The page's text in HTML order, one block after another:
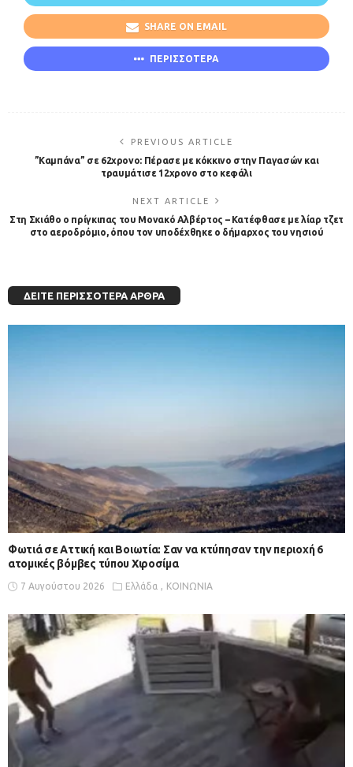
SHARE ON EMAIL
ΠΕΡΙΣΣΟΤΕΡΑ
PREVIOUS ARTICLE
”Καμπάνα” σε 62χρονο: Πέρασε με κόκκινο στην Παγασών και
τραυμάτισε 12χρονο στο κεφάλι
NEXT ARTICLE
Στη Σκιάθο ο πρίγκιπας του Μονακό Αλβέρτος – Κατέφθασε με λίαρ τζετ
στο αεροδρόμιο, όπου τον υποδέχθηκε ο δήμαρχος του νησιού
ΔΕΊΤΕ ΠΕΡΙΣΣΌΤΕΡΑ ΆΡΘΡΑ
Φωτιά σε Αττική και Βοιωτία: Σαν να κτύπησαν την περιοχή 6
ατομικές βόμβες τύπου Χιροσίμα
7 Αυγούστου 2026 Ελλάδα ΚΟΙΝΩΝΙΑ